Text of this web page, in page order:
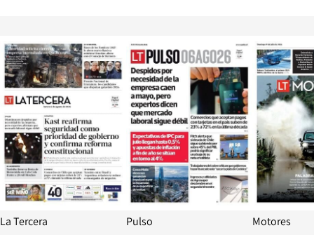
Opens in new window
La Tercera
Opens in
Pulso Motores